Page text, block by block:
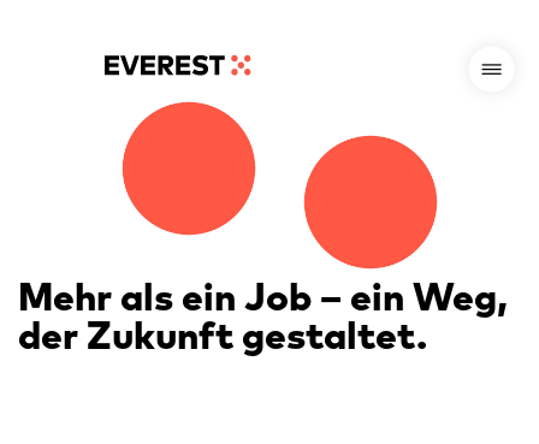
Mehr als ein Job – ein Weg,
der Zukunft gestaltet.